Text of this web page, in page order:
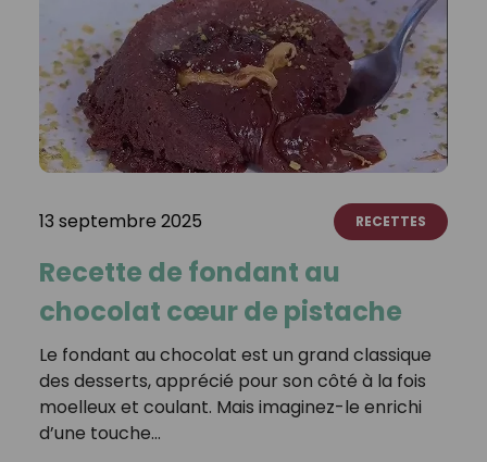
13 septembre 2025 RECETTES
Recette de fondant au
chocolat cœur de pistache
Le fondant au chocolat est un grand classique
des desserts, apprécié pour son côté à la fois
moelleux et coulant. Mais imaginez-le enrichi
d’une touche…